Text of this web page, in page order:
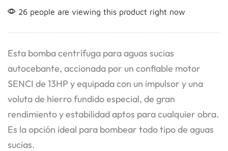
26 people are viewing this product right now
Esta bomba centrífuga para aguas sucias
autocebante, accionada por un confiable motor
SENCI de 13HP y equipada con un impulsor y una
voluta de hierro fundido especial, de gran
rendimiento y estabilidad aptos para cualquier obra.
Es la opción ideal para bombear todo tipo de aguas
sucias.